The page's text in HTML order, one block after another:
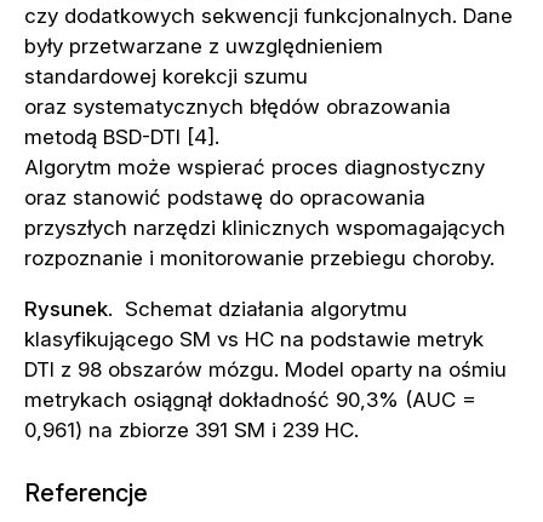
czy dodatkowych sekwencji funkcjonalnych. Dane
były przetwarzane z uwzględnieniem
standardowej korekcji szumu
oraz systematycznych błędów obrazowania
metodą BSD-DTI [4].
Algorytm może wspierać proces diagnostyczny
oraz stanowić podstawę do opracowania
przyszłych narzędzi klinicznych wspomagających
rozpoznanie i monitorowanie przebiegu choroby.
Rysunek. Schemat działania algorytmu
klasyfikującego SM vs HC na podstawie metryk
DTI z 98 obszarów mózgu. Model oparty na ośmiu
metrykach osiągnął dokładność 90,3% (AUC =
0,961) na zbiorze 391 SM i 239 HC.
Referencje